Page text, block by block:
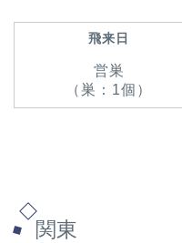
飛来日
営巣
（巣：1個）
関東